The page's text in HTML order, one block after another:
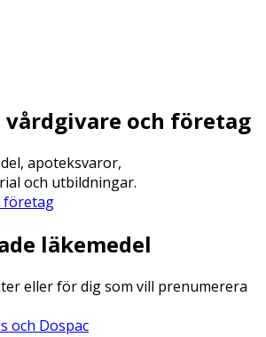
vårdgivare och företag
apoteksvaror,
och utbildningar.
företag
läkemedel
eller för dig som vill prenumerera
och Dospac